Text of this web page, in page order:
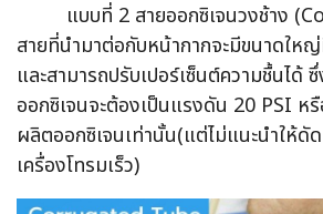
แบบที่ 2 สายออกซิเจนวงช้าง
สายที่นำมาต่อกับหน้ากากจะมีขนาดให
และสามารถปรับเปอร์เซ็นต์ความชื้นได้
ออกซิเจนจะต้องเป็นแรงดัน 20 PSI ห
ผลิตออกซิเจนเท่านั้น(แต่ไม่แนะนำให้ดั
เครื่องโทรมเร็ว)